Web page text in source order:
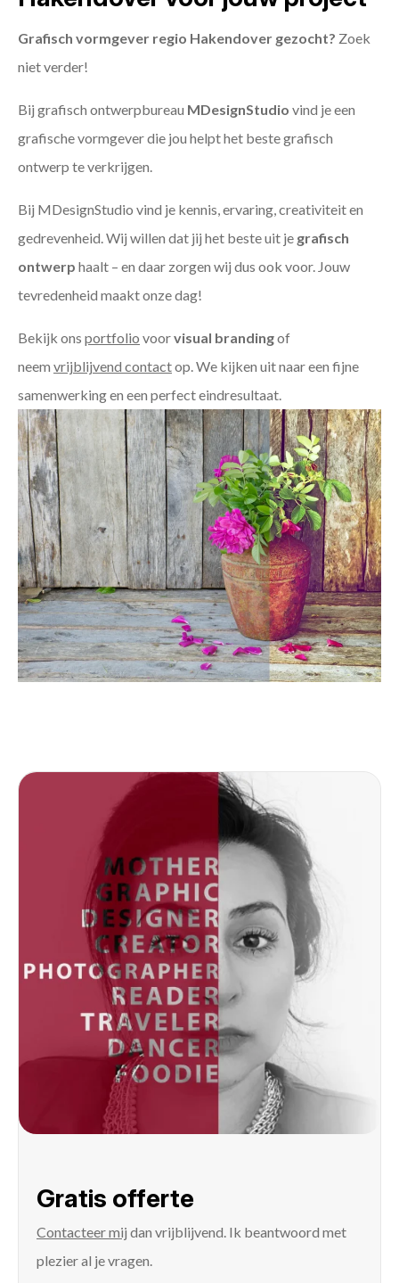
Grafisch vormgever regio Hakendover gezocht? Zoek
niet verder!
Bij grafisch ontwerpbureau MDesignStudio vind je een
grafische vormgever die jou helpt het beste grafisch
ontwerp te verkrijgen.
Bij MDesignStudio vind je kennis, ervaring, creativiteit en
gedrevenheid. Wij willen dat jij het beste uit je grafisch
ontwerp haalt – en daar zorgen wij dus ook voor. Jouw
tevredenheid maakt onze dag!
Bekijk ons portfolio voorvisual brandingof
neem vrijblijvend contactop. We kijken uit naar een fijne
samenwerking en een perfect eindresultaat.
Gratis offerte
Contacteer mij dan vrijblijvend. Ik beantwoord met
plezier al je vragen.